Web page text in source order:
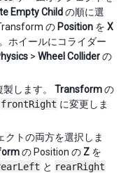
Empty Childの順に選
の Position を X
ホイールにコライダー
> Wheel Colliderの
します。 Transformの
frontRight に変更しま
クトの両方を選択しま
の Position の Z を
と rearRight